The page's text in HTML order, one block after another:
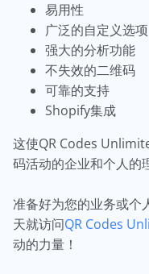
易用性
广泛的自定义选项
强大的分析功能
不失效的二维码
可靠的支持
Shopify集成
这使QR Codes
码活动的企业和个人的
准备好为您的业务或个
天就访问QR Codes
动的力量！